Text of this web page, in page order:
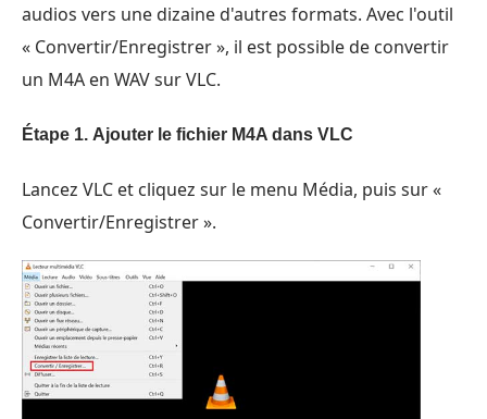
audios vers une dizaine d'autres formats. Avec l'outil
« Convertir/Enregistrer », il est possible de convertir
un M4A en WAV sur VLC.
Étape 1. Ajouter le fichier M4A dans VLC
Lancez VLC et cliquez sur le menu Média, puis sur «
Convertir/Enregistrer ».